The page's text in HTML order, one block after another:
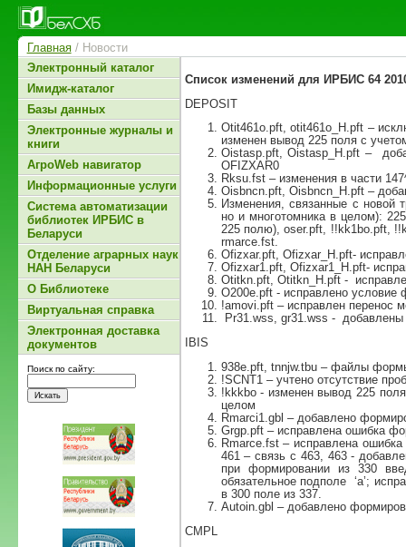
Главная/ Новости
Электронный каталог
Имидж-каталог
Базы данных
Электронные журналы и
книги
АгроWeb навигатор
Информационные услуги
Система автоматизации
библиотек ИРБИС в
Беларуси
Отделение аграрных наук
НАН Беларуси
О Библиотеке
Виртуальная справка
Электронная доставка
документов
Поиск по сайту:
Список изменений для ИРБИС 64
DEPOSIT
Otit461o.pft, otit461o_H.pft –
изменен вывод 225 поля с
Oistasp.pft, Oistasp_H.pft –
OFIZXAR0
Rksu.fst – изменения в части
Oisbncn.pft, Oisbncn_H.pft –
Изменения, связанные с новой
но и многотомника в целом):
225 полю), oser.pft, !!kk1bo.pft,
rmarce.fst.
Ofizxar.pft, Ofizxar_H.pft-
Ofizxar1.pft, Ofizxar1_H.pft-
Otitkn.pft, Otitkn_H.pft -
O200e.pft - исправлено условие
!amovi.pft – исправлен перенос
Pr31.wss, gr31.wss -
IBIS
938e.pft, tnnjw.tbu – файлы
!SCNT1 – учтено отсутствие
!kkkbo - изменен вывод 225
целом
Rmarci1.gbl – добавлено
Grgp.pft – исправлена ошибка
Rmarce.fst – исправлена
461 – связь с 463, 463 -
при формировании из 330
обязательное подполе ‘a’;
в 300 поле из 337.
Autoin.gbl – добавлено
CMPL